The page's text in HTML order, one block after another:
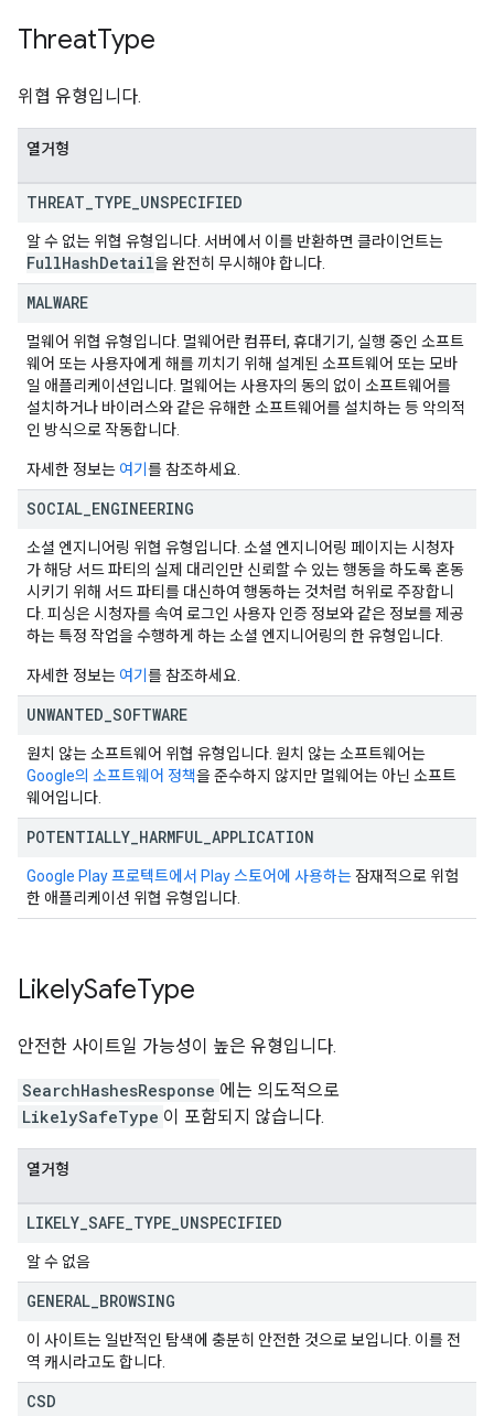
ThreatType
위협 유형입니다.
열거형
THREAT TYPE UNSPECIFIED
알 수 없는 위협 유형입니다. 서버에서 이를 반환하면 클라이언트는
FullHashDetail을 완전히 무시해야 합니다.
MALWARE
멀웨어 위협 유형입니다. 멀웨어란 컴퓨터, 휴대기기, 실행 중인 소프트
웨어 또는 사용자에게 해를 끼치기 위해 설계된 소프트웨어 또는 모바
일 애플리케이션입니다. 멀웨어는 사용자의 동의 없이 소프트웨어를
설치하거나 바이러스와 같은 유해한 소프트웨어를 설치하는 등 악의적
인 방식으로 작동합니다.
자세한 정보는 여기 를 참조하세요.
SOCIAL ENGINEERING
소셜 엔지니어링 위협 유형입니다. 소셜 엔지니어링 페이지는 시청자
가 해당 서드 파티의 실제 대리인만 신뢰할 수 있는 행동을 하도록 혼동
시키기 위해 서드 파티를 대신하여 행동하는 것처럼 허위로 주장합니
다. 피싱은 시청자를 속여 로그인 사용자 인증 정보와 같은 정보를 제공
하는 특정 작업을 수행하게 하는 소셜 엔지니어링의 한 유형입니다.
자세한 정보는 여기 를 참조하세요.
UNWANTED SOFTWARE
원치 않는 소프트웨어 위협 유형입니다. 원치 않는 소프트웨어는
Google의 소프트웨어 정책을 준수하지 않지만 멀웨어는 아닌 소프트
웨어입니다.
POTENTIALLY HARMFUL APPLICATION
Google Play 프로텍트에서 Play 스토어에 사용하는잠재적으로 위험
한 애플리케이션 위협 유형입니다.
LikelySafeType
안전한 사이트일 가능성이 높은 유형입니다.
SearchHashesResponse 에는 의도적으로
LikelySafeType 이 포함되지 않습니다.
열거형
LIKELY SAFE TYPE UNSPECIFIED
알 수 없음
GENERAL BROWSING
이 사이트는 일반적인 탐색에 충분히 안전한 것으로 보입니다. 이를 전
역 캐시라고도 합니다.
CSD